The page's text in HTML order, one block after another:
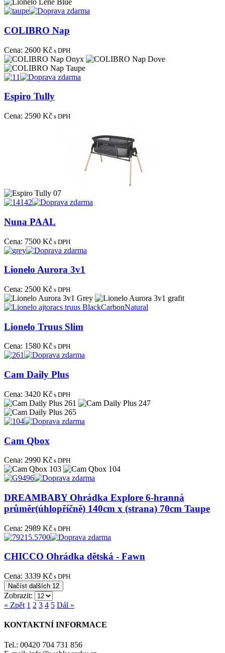
COLIBRO Nap
Cena: 2600 Kč s DPH
Espiro Tully
Cena: 2590 Kč s DPH
Nuna PAAL
Cena: 7500 Kč s DPH
Lionelo Aurora 3v1
Cena: 2500 Kč s DPH
Lionelo Truus Slim
Cena: 1580 Kč s DPH
Cam Daily Plus
Cena: 3420 Kč s DPH
Cam Qbox
Cena: 2990 Kč s DPH
DREAMBABY Ohrádka Explore 6-hranná
průměr(úhlopříčně) 140cm x (strana) 70cm Taupe
Cena: 2989 Kč s DPH
CHICCO Ohrádka dětská - Fawn
Cena: 3339 Kč s DPH
Načíst dalších 12
Zobrazit:
« Zpět 1 2 3 4 5 Dál »
KONTAKTNÍ INFORMACE
Tel.: 00420 704 731 856